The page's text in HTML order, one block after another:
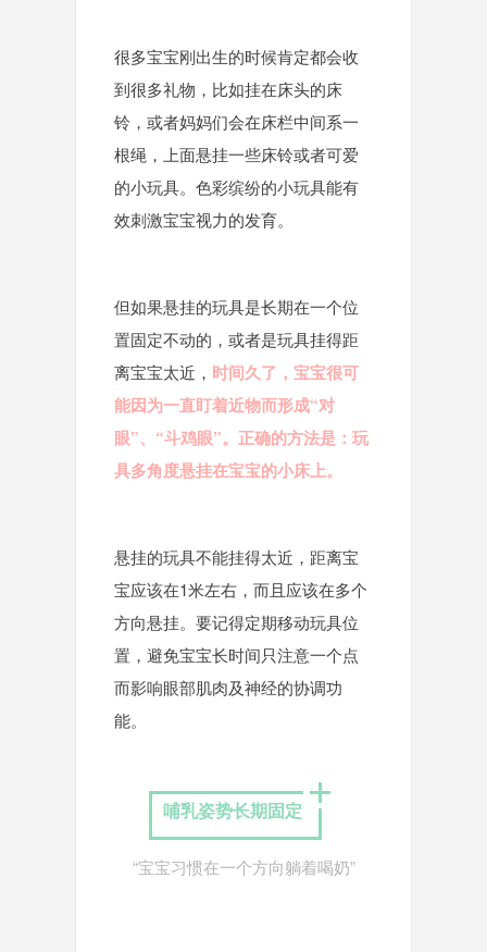
很多宝宝刚出生的时候肯定都会收
到很多礼物，比如挂在床头的床
铃，或者妈妈们会在床栏中间系一
根绳，上面悬挂一些床铃或者可爱
的小玩具。色彩缤纷的小玩具能有
效刺激宝宝视力的发育。
但如果悬挂的玩具是长期在一个位
置固定不动的，或者是玩具挂得距
离宝宝太近， 时间久了，宝宝很可
能因为一直盯着近物而形成“对
眼”、“斗鸡眼”。正确的方法是：玩
具多角度悬挂在宝宝的小床上。
悬挂的玩具不能挂得太近，距离宝
宝应该在1米左右，而且应该在多个
方向悬挂。要记得定期移动玩具位
置，避免宝宝长时间只注意一个点
而影响眼部肌肉及神经的协调功
能。
哺乳姿势长期固定
“宝宝习惯在一个方向躺着喝奶”